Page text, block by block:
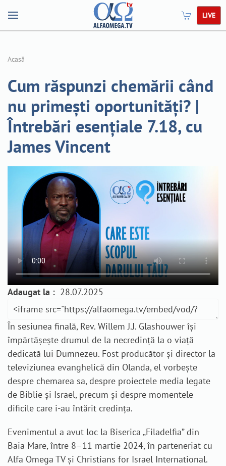
LIVE
Acasă
Cum răspunzi chemării când
nu primești oportunități? |
Întrebări esențiale 7.18, cu
James Vincent
Adaugat la : 28.07.2025
În sesiunea finală, Rev. Willem J.J. Glashouwer își
împărtășește drumul de la necredință la o viață
dedicată lui Dumnezeu. Fost producător și director la
televiziunea evanghelică din Olanda, el vorbește
despre chemarea sa, despre proiectele media legate
de Biblie și Israel, precum și despre momentele
dificile care i-au întărit credința.
Evenimentul a avut loc la Biserica „Filadelfia” din
Baia Mare, între 8–11 martie 2024, în parteneriat cu
Alfa Omega TV și Christians for Israel International.